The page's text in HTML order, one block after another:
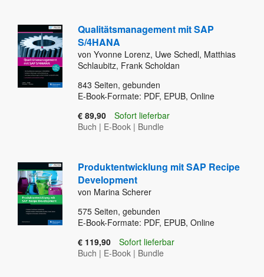
Qualitätsmanagement mit SAP
S/4HANA
von Yvonne Lorenz, Uwe Schedl, Matthias
Schlaubitz, Frank Scholdan
843 Seiten, gebunden
E-Book-Formate: PDF, EPUB, Online
€ 89,90
Sofort lieferbar
Buch | E-Book | Bundle
Produktentwicklung mit SAP Recipe
Development
von Marina Scherer
575 Seiten, gebunden
E-Book-Formate: PDF, EPUB, Online
€ 119,90
Sofort lieferbar
Buch | E-Book | Bundle